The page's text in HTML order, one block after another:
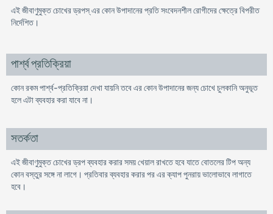
এই জীবাণুমুক্ত চোখের ড্রপস্ এর কোন উপাদানের প্রতি সংবেদনশীল রােগীদের ক্ষেত্রে বিপরীত
নির্দেশিত।
পার্শ্ব প্রতিক্রিয়া
কোন রকম পার্শ্ব-প্রতিক্রিয়া দেখা যায়নি তবে এর কোন উপাদানের জন্য চোখে চুলকানি অনুভূত
হলে এটা ব্যবহার করা যাবে না।
সতর্কতা
এই জীবাণুমুক্ত চোখের ড্রপ ব্যবহার করার সময় খেয়াল রাখতে হবে যাতে বােতলের টিপ অন্য
কোন বস্তুর সঙ্গে না লাগে। প্রতিবার ব্যবহার করার পর এর ক্যাপ পুনরায় ভালােভাবে লাগাতে
হবে।